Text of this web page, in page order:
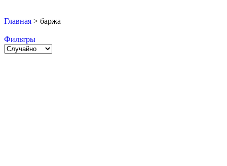
Главная > баржа
Фильтры